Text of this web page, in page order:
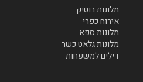
מלונות בוטיק
אירוח כפרי
מלונות ספא
מלונות גלאט כשר
דילים למשפחות